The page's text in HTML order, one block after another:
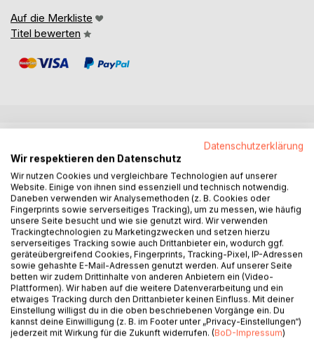
Auf die Merkliste
Titel bewerten
Am großen See erleben die junge Stockente Ella und der
schlaue Fisch Finn ein ganz besonderes Jahr. Vom ersten
frischen Frühlingstag bis zum leisen Beginn des Winters
entdecken sie die Schönheit der Natur, meistern kleine
Abenteuer und halten zusammen, wenn ihr Zuhause in
Gefahr gerät. Sie zeigen, dass Freundschaft und
Zusammenhalt alles verändern kann. Eine warmherzige
Geschichte über die Magie der Natur und die Kraft echter
Freundschaft.
AUTOR/IN
Datenschutzerklärung
Wir respektieren den Datenschutz
Wir nutzen Cookies und vergleichbare Technologien auf unserer
Website. Einige von ihnen sind essenziell und technisch notwendig.
Daneben verwenden wir Analysemethoden (z. B. Cookies oder
Fingerprints sowie serverseitiges Tracking), um zu messen, wie häufig
unsere Seite besucht und wie sie genutzt wird. Wir verwenden
Trackingtechnologien zu Marketingzwecken und setzen hierzu
serverseitiges Tracking sowie auch Drittanbieter ein, wodurch ggf.
geräteübergreifend Cookies, Fingerprints, Tracking-Pixel, IP-Adressen
sowie gehashte E-Mail-Adressen genutzt werden. Auf unserer Seite
betten wir zudem Drittinhalte von anderen Anbietern ein (Video-
Plattformen). Wir haben auf die weitere Datenverarbeitung und ein
etwaiges Tracking durch den Drittanbieter keinen Einfluss. Mit deiner
Einstellung willigst du in die oben beschriebenen Vorgänge ein. Du
kannst deine Einwilligung (z. B. im Footer unter „Privacy-Einstellungen“)
jederzeit mit Wirkung für die Zukunft widerrufen. (BoD-Impressum)